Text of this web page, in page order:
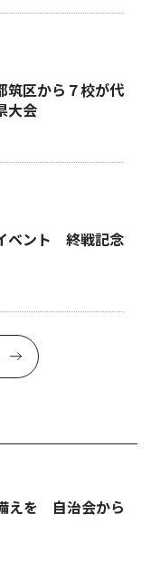
区から７校が代
大会
ベント 終戦記念
えを 自治会から